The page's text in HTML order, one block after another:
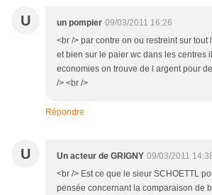
U un pompier 09/03/2011 16:26
<br /> par contre on ou restreint sur
et bien sur le paier wc dans les centres
economies on trouve de l argent pour
/> <br />
Répondre
U Un acteur de GRIGNY 09/03/2011
<br /> Est ce que le sieur SCHOETTL
pensée concernant la comparaison de